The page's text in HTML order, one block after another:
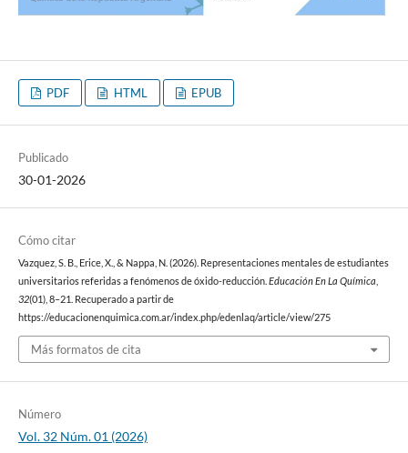
PDF HTML EPUB
Publicado
30-01-2026
Cómo citar
Vazquez, S. B., Erice, X., & Nappa, N. (2026). Representaciones mentales de estudiantes
universitarios referidas a fenómenos de óxido-reducción. Educación En La Química
32(01), 8–21. Recuperado a partir de
https://educacionenquimica.com.ar/index.php/edenlaq/article/view/275
Más formatos de cita
Número
Vol. 32 Núm. 01 (2026)